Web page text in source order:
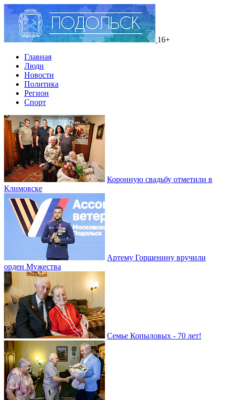
16+
Главная
Люди
Новости
Политика
Регион
Спорт
Коронную свадьбу отметили в
Климовске
Артему Горшенину вручили
орден Мужества
Семье Копыловых - 70 лет!